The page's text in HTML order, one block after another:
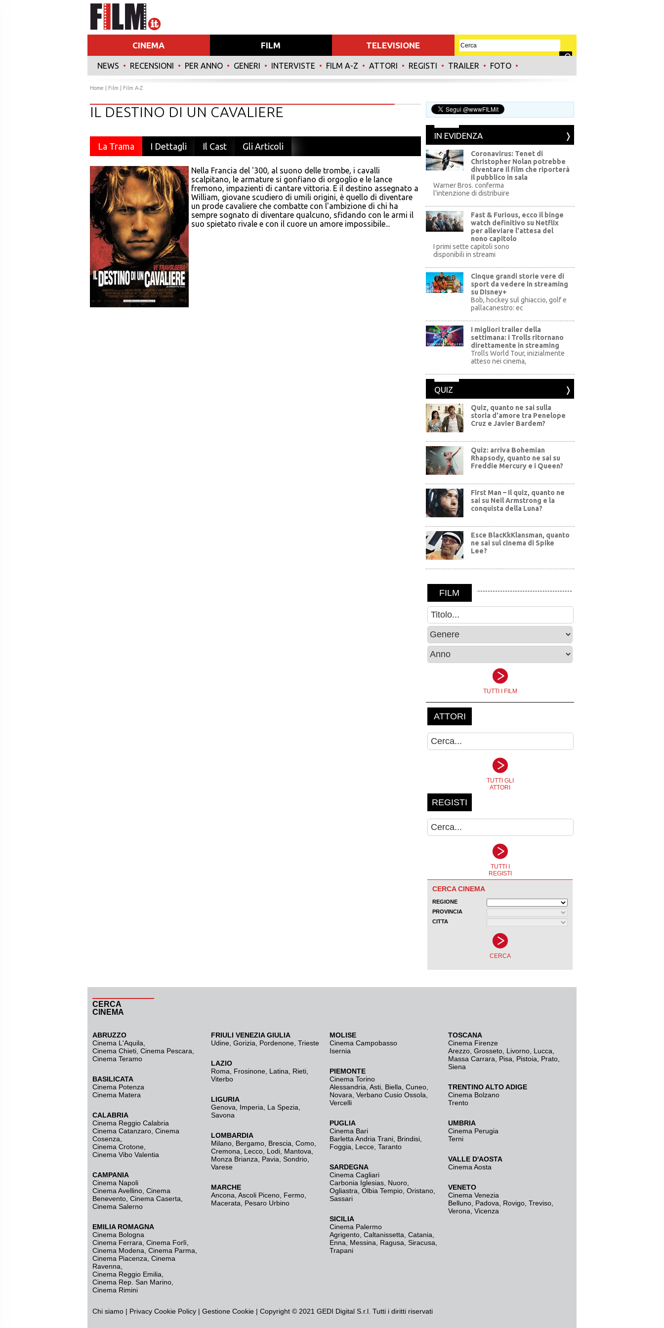
CINEMA FILM TELEVISIONE
NEWS • RECENSIONI • PER ANNO • GENERI • INTERVISTE • FILM A-Z • ATTORI • REGISTI • TRAILER • FOTO •
Home Film Film A-Z
IL DESTINO DI UN CAVALIERE
La Trama I Dettagli Il Cast Gli Articoli
Nella Francia del '300, al suono delle trombe, i cavalli
scalpitano, le armature si gonfiano di orgoglio e le lance
fremono, impazienti di cantare vittoria. E il destino assegnato a
William, giovane scudiero di umili origini, è quello di diventare
un prode cavaliere che combatte con l'ambizione di chi ha
sempre sognato di diventare qualcuno, sfidando con le armi il
suo spietato rivale e con il cuore un amore impossibile...
IN EVIDENZA
WB
Coronavirus: Tenet di
Christopher Nolan potrebbe
diventare il film che riporterà
il pubblico in sala
Warner Bros. conferma
l'intenzione di distribuire
Fast & Furious, ecco il binge
watch definitivo su Netflix
per alleviare l'attesa del
nono capitolo
I primi sette capitoli sono
disponibili in streami
Disney+
Cinque grandi storie vere di
sport da vedere in streaming
su DIsney+
Bob, hockey sul ghiaccio, golf e
pallacanestro: ec
Universal Pictures
I migliori trailer della
settimana: i Trolls ritornano
direttamente in streaming
Trolls World Tour, inizialmente
atteso nei cinema,
QUIZ
Quiz, quanto ne sai sulla
storia d'amore tra Penelope
Cruz e Javier Bardem?
Quiz: arriva Bohemian
Rhapsody, quanto ne sai su
Freddie Mercury e i Queen?
First Man – Il quiz, quanto ne
sai su Neil Armstrong e la
conquista della Luna?
Esce BlacKkKlansman, quanto
ne sai sul cinema di Spike
Lee?
CERCA
CINEMA
ABRUZZO
Cinema L'Aquila
Cinema Chieti, Cinema Pescara,
Cinema Teramo
BASILICATA
Cinema Potenza
Cinema Matera
CALABRIA
Cinema Reggio Calabria
Cinema Catanzaro Cinema
Cosenza
Cinema Crotone
Cinema Vibo Valentia
CAMPANIA
Cinema Napoli
Cinema Avellino Cinema
Benevento Cinema Caserta
Cinema Salerno
EMILIA ROMAGNA
Cinema Bologna
Cinema Ferrara Cinema Forlì
Cinema Modena Cinema Parma
Cinema Piacenza Cinema
Ravenna
Cinema Reggio Emilia
Cinema Rep. San Marino
Cinema Rimini
FRIULI VENEZIA GIULIA
Udine Gorizia Pordenone Trieste
LAZIO
Roma
Frosinone Latina Rieti
Viterbo
LIGURIA
Genova
Imperia La Spezia
Savona
LOMBARDIA
Milano Bergamo Brescia, Como
Cremona
Lecco Lodi Mantova
Monza Brianza
Pavia Sondrio
Varese
MARCHE
Ancona Ascoli Piceno Fermo
Macerata
Pesaro Urbino
MOLISE
Cinema Campobasso
Isernia
PIEMONTE
Cinema Torino
Alessandria Asti Biella Cuneo
Novara Verbano Cusio Ossola
Vercelli
PUGLIA
Cinema Bari
Barletta Andria Trani Brindisi
Foggia
Lecce Taranto
SARDEGNA
Cinema Cagliari
Carbonia Iglesias Nuoro
Ogliastra Olbia Tempio Oristano
Sassari
SICILIA
Cinema Palermo
Agrigento Caltanissetta Catania
Enna
Messina Ragusa Siracusa
Trapani
TOSCANA
Cinema Firenze
Arezzo Grosseto Livorno Lucca
Massa Carrara
Pisa Pistoia Prato
Siena
TRENTINO ALTO ADIGE
Cinema Bolzano
Trento
UMBRIA
Cinema Perugia
Terni
VALLE D'AOSTA
Cinema Aosta
VENETO
Cinema Venezia
Belluno Padova Rovigo Treviso
Verona Vicenza
Chi siamo | Privacy Cookie Policy | Gestione Cookie | Copyright © 2021 GEDI Digital S.r.l. Tutti i diritti riservati